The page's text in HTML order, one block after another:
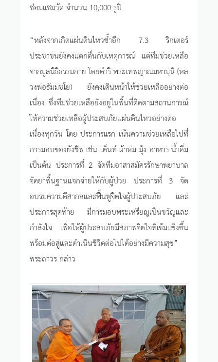
ซ่อมแซมวัด จำนวน 10,000 รูปี
“หลังจากเกิดแผ่นดินไหวซ้ำอีก 7.3 ริกเตอร์
ประชาชนยังคงแตกตื่นกับเหตุการณ์ แต่ทีมช่วยเหลือ
จากมูลนิธิธรรมกาย โดยดำริ พระเทพญาณมหามุนี (หล
วงพ่อธัมมชโย) ยังคงเดินหน้าให้ช่วยเหลืออย่างต่อ
เนื่อง ซึ่งทีมช่วยเหลือยังอยู่ในพื้นที่ติดตามสถานการณ์
ให้ความช่วยเหลือผู้ประสบภัยแผ่นดินไหวอย่างต่อ
เนื่องทุกวัน โดย ประการแรก เน้นความช่วยเหลือไปที่
การมอบของยังชีพ เช่น เต็นท์ ผ้าห่ม มุ้ง อาหาร น้ำดื่ม
เป็นต้น ประการที่ 2 จัดทีมอาสาสมัครรักษาพยาบาล
จัดยาพื้นฐานแจกจ่ายให้กับผู้ป่วย ประการที่ 3 จัด
อบรมความดีสากลและฟื้นฟูจิตใจผู้ประสบภัย และ
ประการสุดท้าย มีการมอบพระเหรียญเป็นขวัญและ
กำลังใจ เพื่อให้ผู้ประสบภัยมีสภาพจิตใจที่เข้มแข็งขึ้น
พร้อมต่อสู่และดำเนินชีวิตต่อไปได้อย่างมีความสุข”
พระถาวร กล่าว